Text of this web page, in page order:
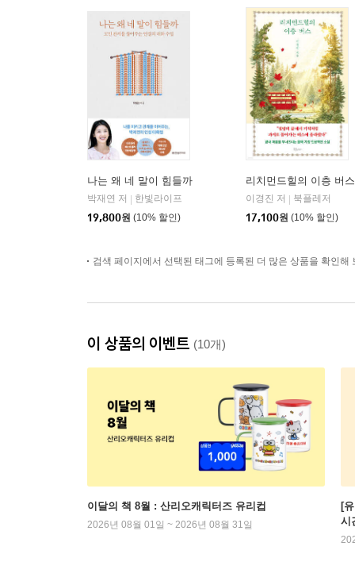
나는 왜 네 말이 힘들까
박재연 저
한빛라이프
19,800원 (10% 할인)
리치먼드힐의 이층 버스
이경진 저
북플레저
17,100원 (10% 할인)
검색 페이지에서 선택된 태그에 등록된 더 많은 상품을 확인해
이 상품의 이벤트 (10개)
이달의 책 8월 : 산리오캐릭터즈 유리컵
2026년 08월 01일 ~ 2026년 08월 31일
[
시